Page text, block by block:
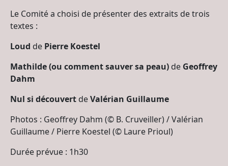
Le Comité a choisi de présenter des extraits de trois
textes :
Loud de Pierre Koestel
Mathilde(ou comment sauver sa peau) de Geoffrey
Dahm
Nul si découvert deValérian Guillaume
Photos : Geoffrey Dahm (© B. Cruveiller) / Valérian
Guillaume / Pierre Koestel (© Laure Prioul)
Durée prévue : 1h30